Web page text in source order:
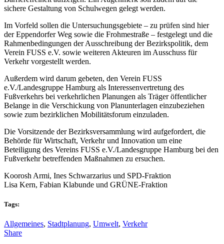
sichere Gestaltung von Schulwegen gelegt werden.
Im Vorfeld sollen die Untersuchungsgebiete – zu prüfen sind hier
der Eppendorfer Weg sowie die Frohmestraße – festgelegt und die
Rahmenbedingungen der Ausschreibung der Bezirkspolitik, dem
Verein FUSS e.V. sowie weiteren Akteuren im Ausschuss für
Verkehr vorgestellt werden.
Außerdem wird darum gebeten, den Verein FUSS
e.V./Landesgruppe Hamburg als Interessenvertretung des
Fußverkehrs bei verkehrlichen Planungen als Träger öffentlicher
Belange in die Verschickung von Planunterlagen einzubeziehen
sowie zum bezirklichen Mobilitätsforum einzuladen.
Die Vorsitzende der Bezirksversammlung wird aufgefordert, die
Behörde für Wirtschaft, Verkehr und Innovation um eine
Beteiligung des Vereins FUSS e.V./Landesgruppe Hamburg bei den
Fußverkehr betreffenden Maßnahmen zu ersuchen.
Koorosh Armi, Ines Schwarzarius und SPD-Fraktion
Lisa Kern, Fabian Klabunde und GRÜNE-Fraktion
Tags:
Allgemeines, Stadtplanung, Umwelt, Verkehr
Share